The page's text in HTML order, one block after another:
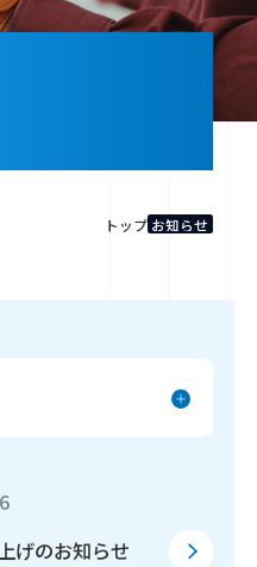
トップ お知らせ
げのお知らせ